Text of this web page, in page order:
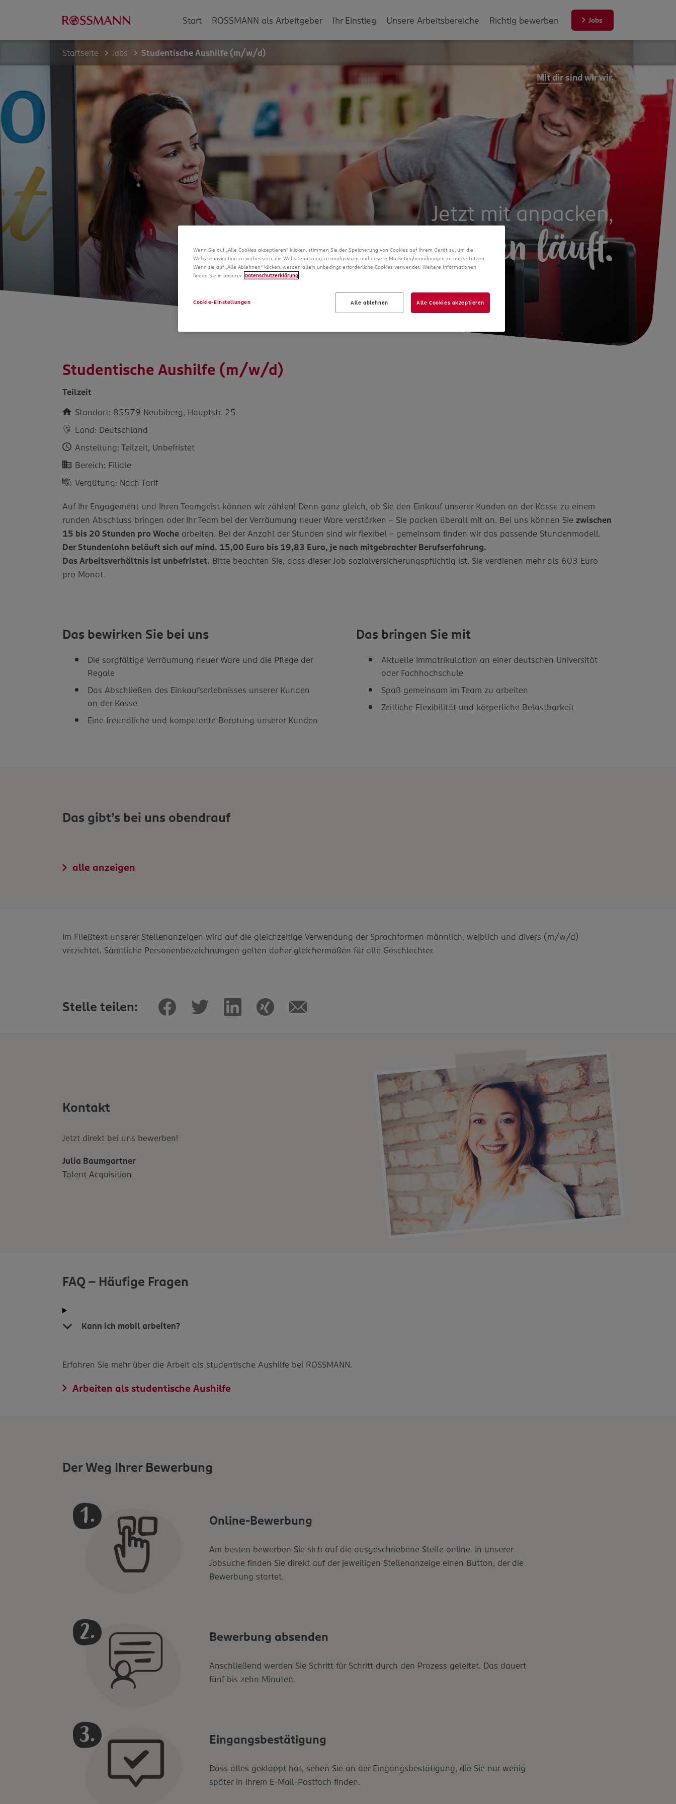
Start ROSSMANN als Arbeitgeber Ihr Einstieg Unsere Arbeitsbereiche Richtig bewerben Jobs
Startseite Jobs Studentische Aushilfe (m/w/d)
Mit dirsind wir wir.
Jetzt mit anpacken,
damit der Laden läuft.
Studentische Aushilfe (m/w/d)
Teilzeit
Standort: 85579 Neubiberg, Hauptstr. 25
Land: Deutschland
Anstellung: Teilzeit, Unbefristet
Bereich: Filiale
Vergütung: Nach Tarif
Auf Ihr Engagement und Ihren Teamgeist können wir zählen! Denn ganz gleich, ob Sie den Einkauf unserer Kunden an der Kasse zu einem
runden Abschluss bringen oder Ihr Team bei der Verräumung neuer Ware verstärken – Sie packen überall mit an. Bei uns können Siezwischen
15 bis 20 Stunden pro Woche arbeiten. Bei der Anzahl der Stunden sind wir flexibel – gemeinsam finden wir das passende Stundenmodell.
Der Stundenlohn beläuft sich auf mind. 15,00 Euro bis 19,83 Euro, je nach mitgebrachter Berufserfahrung.
Das Arbeitsverhältnis ist unbefristet. Bitte beachten Sie, dass dieser Job sozialversicherungspflichtig ist. Sie verdienen mehr als 603 Euro
pro Monat.
Das bewirken Sie bei uns
Die sorgfältige Verräumung neuer Ware und die Pflege der
Regale
Das Abschließen des Einkaufserlebnisses unserer Kunden
an der Kasse
Eine freundliche und kompetente Beratung unserer Kunden
Das bringen Sie mit
Aktuelle Immatrikulation an einer deutschen Universität
oder Fachhochschule
Spaß gemeinsam im Team zu arbeiten
Zeitliche Flexibilität und körperliche Belastbarkeit
Das gibt’s bei uns obendrauf
alle anzeigen
Im Fließtext unserer Stellenanzeigen wird auf die gleichzeitige Verwendung der Sprachformen männlich, weiblich und divers (m/w/d)
verzichtet. Sämtliche Personenbezeichnungen gelten daher gleichermaßen für alle Geschlechter.
Stelle teilen:
Kontakt
Jetzt direkt bei uns bewerben!
Julia Baumgartner
Talent Acquisition
FAQ - Häufige Fragen
Kann ich mobil arbeiten?
Erfahren Sie mehr über die Arbeit als studentische Aushilfe bei ROSSMANN.
Arbeiten als studentische Aushilfe
Der Weg Ihrer Bewerbung
Online-Bewerbung
Am besten bewerben Sie sich auf die ausgeschriebene Stelle online. In unserer
Jobsuche finden Sie direkt auf der jeweiligen Stellenanzeige einen Button, der die
Bewerbung startet.
Bewerbung absenden
Anschließend werden Sie Schritt für Schritt durch den Prozess geleitet. Das dauert
fünf bis zehn Minuten.
Eingangsbestätigung
Dass alles geklappt hat, sehen Sie an der Eingangsbestätigung, die Sie nur wenig
später in Ihrem E-Mail-Postfach finden.
Wenn Sie auf „Alle Cookies akzeptieren“ klicken, stimmen Sie der Speicherung von Cookies auf Ihrem Gerät zu, um die
Websitenavigation zu verbessern, die Websitenutzung zu analysieren und unsere Marketingbemühungen zu unterstützen.
Wenn sie auf „Alle Ablehnen“ klicken, werden allein unbedingt erforderliche Cookies verwendet. Weitere Informationen
finden Sie in unserer Datenschutzerklärung.
Alle ablehnen Alle Cookies akzeptieren
Cookie-Einstellungen